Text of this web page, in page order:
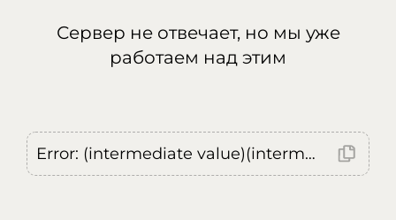
Сервер не отвечает, но мы уже
работаем над этим
Error: (intermediate value)(intermediate value)(intermediate value).replaceAll is not a function